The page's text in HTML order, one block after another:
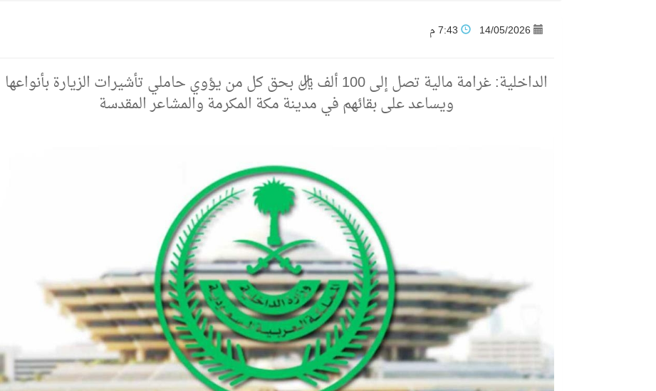
14/05/2026
الداخلية: غرامة مالية تصل إلى 100 ألف ريال بحق كل من يؤوي حاملي تأشيرات الزيارة بأنواعها
ويساعد على بقائهم في مدينة مكة المكرمة والمشاعر المقدسة